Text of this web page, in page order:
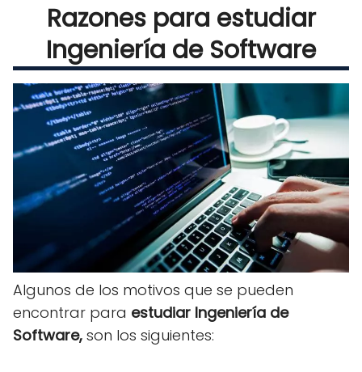
Razones para estudiar
Ingeniería de Software
Algunos de los motivos que se pueden
encontrar para estudiar Ingeniería de
Software, son los siguientes: